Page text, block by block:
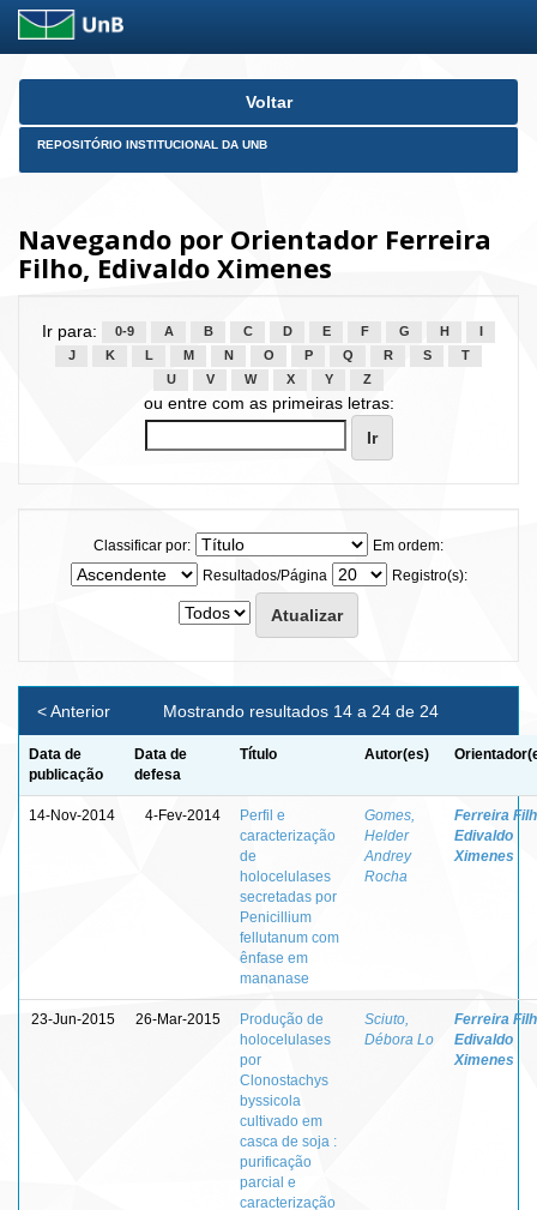
Skip
Voltar
REPOSITÓRIO INSTITUCIONAL DA UNB
Navegando por Orientador Ferreira
Filho, Edivaldo Ximenes
Ir para: 0-9 A B C D E F G H
J
K L M N O P Q R S
T
U
V W X Y Z
ou entre com as primeiras letras:
Classificar por:
Em ordem:
Resultados/Página
Registro(s):
Mostrando resultados 14 a 24 de 24
< Anterior
Data de
publicação
Data de
defesa
Título Autor(es)
14-Nov-2014 4-Fev-2014
Perfil e
caracterização
de
holocelulases
secretadas por
Penicillium
fellutanum com
ênfase em
mananase
Gomes,
Helder
Andrey
Rocha
Ferreira
Edivaldo
Ximenes
23-Jun-2015 26-Mar-2015
Produção de
holocelulases
por
Clonostachys
byssicola
cultivado em
casca de soja :
purificação
parcial e
caracterização
Sciuto,
Débora Lo
Ferreira
Edivaldo
Ximenes